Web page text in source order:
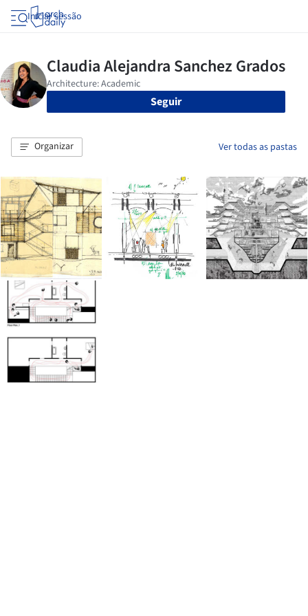
Iniciar sessão
Seguir
Organizar Ver todas as pastas